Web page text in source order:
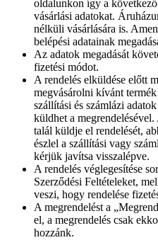
oldalunkon így a
vásárlási adatokat.
nélküli vásárlására is.
belépési adatainak
Az adatok megadását
fizetési módot.
A rendelés elküldése előtt
megvásárolni kívánt
szállítási és számlázi
küldhet a
talál küldje el rendelését,
észlel a szállítási vagy
kérjük javítsa visszalépve.
A rendelés véglegesítése
Szerződési Feltételeket,
veszi, hogy rendelése
A megrendelést a
el, a megrendelés csak
hozzánk.